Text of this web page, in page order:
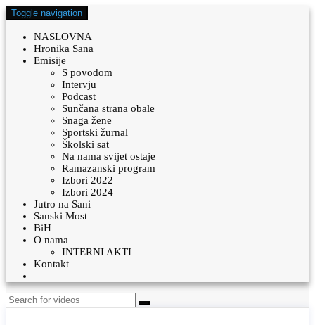
Toggle navigation
NASLOVNA
Hronika Sana
Emisije
S povodom
Intervju
Podcast
Sunčana strana obale
Snaga žene
Sportski žurnal
Školski sat
Na nama svijet ostaje
Ramazanski program
Izbori 2022
Izbori 2024
Jutro na Sani
Sanski Most
BiH
O nama
INTERNI AKTI
Kontakt